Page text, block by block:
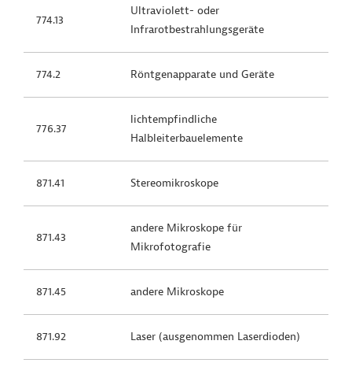
774.13
Ultraviolett- oder
Infrarotbestrahlungsgeräte
774.2 Röntgenapparate und Geräte
776.37
lichtempfindliche
Halbleiterbauelemente
871.41 Stereomikroskope
871.43
andere Mikroskope für
Mikrofotografie
871.45 andere Mikroskope
871.92 Laser (ausgenommen Laserdioden)